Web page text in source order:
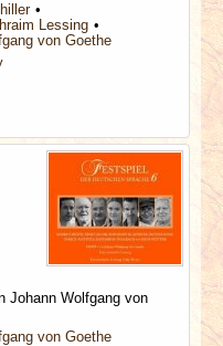
Lessing
von Goethe
Johann Wolfgang von
von Goethe